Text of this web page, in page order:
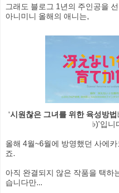
그래도 블로그 1년의 주인공을
아니미니 올해의 애니는,
‘시원찮은 그녀를 위한 육성방법
♭)’입니
올해 4월~6월에 방영했던 사에
죠.
아직 완결되지 않은 작품을 택하
습니다만...